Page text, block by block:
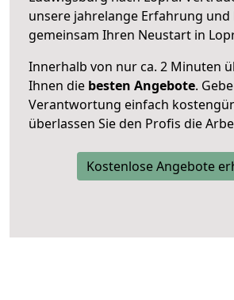
unsere jahrelange Erfahrung und
gemeinsam Ihren Neustart in
Innerhalb von nur ca. 2 Minuten
Ihnen die besten Angebote.
Verantwortung einfach
überlassen Sie den Profis die
Kostenlose Angebote